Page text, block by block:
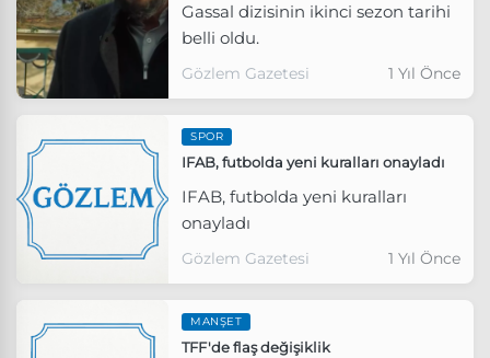
Gassal dizisinin ikinci sezon tarihi
belli oldu.
Gözlem Gazetesi 1 Yıl Önce
SPOR
IFAB, futbolda yeni kuralları onayladı
IFAB, futbolda yeni kuralları
onayladı
Gözlem Gazetesi 1 Yıl Önce
MANŞET
TFF'de flaş değişiklik